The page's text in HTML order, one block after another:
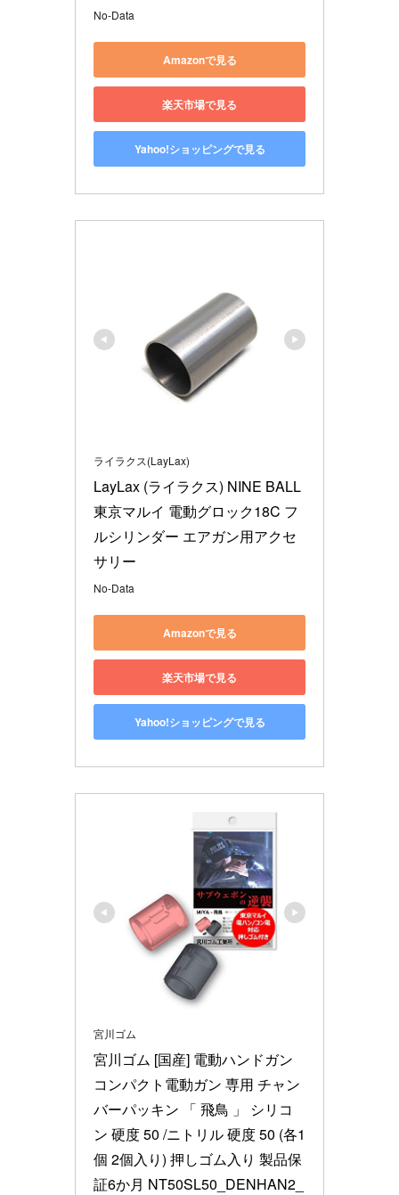
No-Data
Amazonで見る
楽天市場で見る
Yahoo!ショッピングで見る
ライラクス(LayLax)
LayLax (ライラクス) NINE BALL
東京マルイ 電動グロック18C フ
ルシリンダー エアガン用アクセ
サリー
No-Data
Amazonで見る
楽天市場で見る
Yahoo!ショッピングで見る
宮川ゴム
宮川ゴム [国産] 電動ハンドガン
コンパクト電動ガン 専用 チャン
バーパッキン 「 飛鳥 」 シリコ
ン 硬度 50 /ニトリル 硬度 50 (各1
個 2個入り) 押しゴム入り 製品保
証6か月 NT50SL50_DENHAN2_